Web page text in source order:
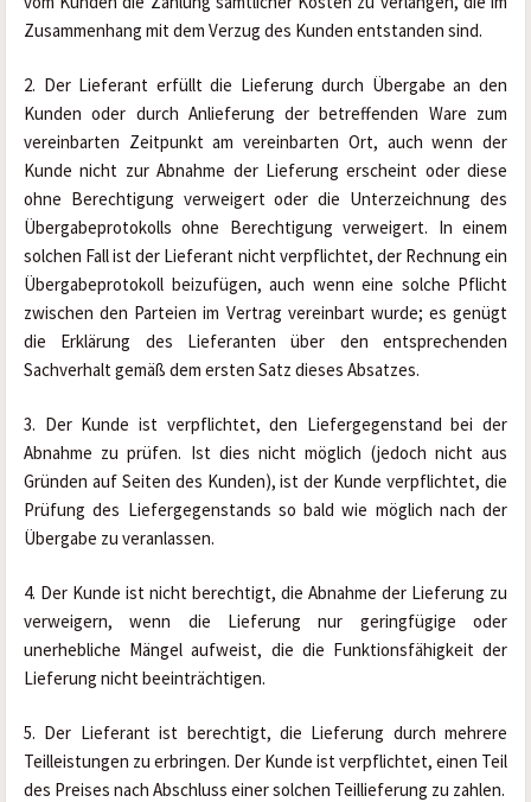
Zusammenhang mit dem Verzug des Kunden entstanden sind.
2. Der Lieferant erfüllt die Lieferung durch Übergabe an den
Kunden oder durch Anlieferung der betreffenden Ware zum
vereinbarten Zeitpunkt am vereinbarten Ort, auch wenn der
Kunde nicht zur Abnahme der Lieferung erscheint oder diese
ohne Berechtigung verweigert oder die Unterzeichnung des
Übergabeprotokolls ohne Berechtigung verweigert. In einem
solchen Fall ist der Lieferant nicht verpflichtet, der Rechnung ein
Übergabeprotokoll beizufügen, auch wenn eine solche Pflicht
zwischen den Parteien im Vertrag vereinbart wurde; es genügt
die Erklärung des Lieferanten über den entsprechenden
Sachverhalt gemäß dem ersten Satz dieses Absatzes.
3. Der Kunde ist verpflichtet, den Liefergegenstand bei der
Abnahme zu prüfen. Ist dies nicht möglich (jedoch nicht aus
Gründen auf Seiten des Kunden), ist der Kunde verpflichtet, die
Prüfung des Liefergegenstands so bald wie möglich nach der
Übergabe zu veranlassen.
4. Der Kunde ist nicht berechtigt, die Abnahme der Lieferung zu
verweigern, wenn die Lieferung nur geringfügige oder
unerhebliche Mängel aufweist, die die Funktionsfähigkeit der
Lieferung nicht beeinträchtigen.
5. Der Lieferant ist berechtigt, die Lieferung durch mehrere
Teilleistungen zu erbringen. Der Kunde ist verpflichtet, einen Teil
des Preises nach Abschluss einer solchen Teillieferung zu zahlen.